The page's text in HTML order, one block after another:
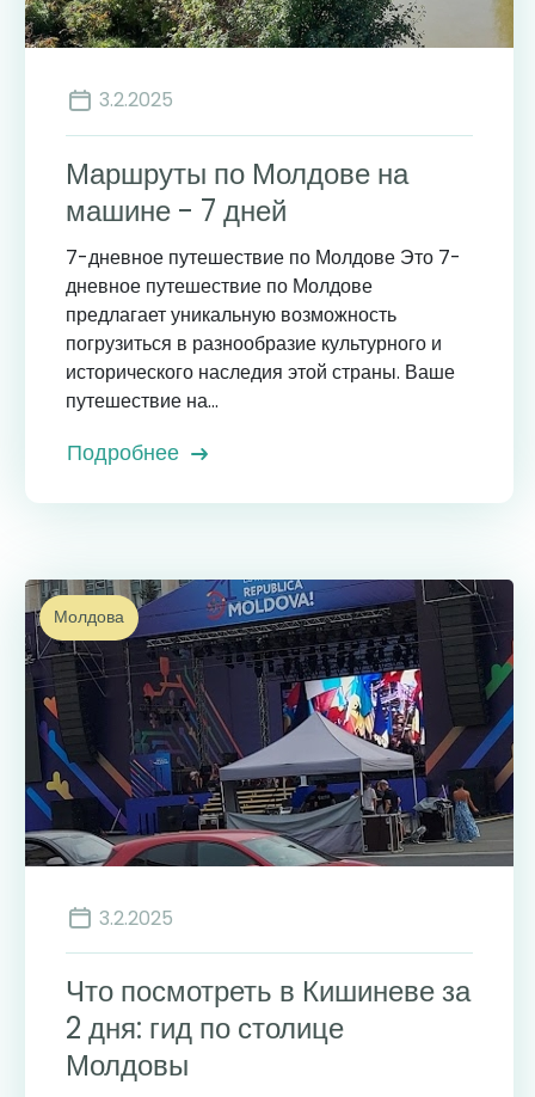
3.2.2025
Маршруты по Молдове на
машине - 7 дней
7-дневное путешествие по Молдове Это 7-
дневное путешествие по Молдове
предлагает уникальную возможность
погрузиться в разнообразие культурного и
исторического наследия этой страны. Ваше
путешествие на...
Подробнее
Молдова
3.2.2025
Что посмотреть в Кишиневе за
2 дня: гид по столице
Молдовы